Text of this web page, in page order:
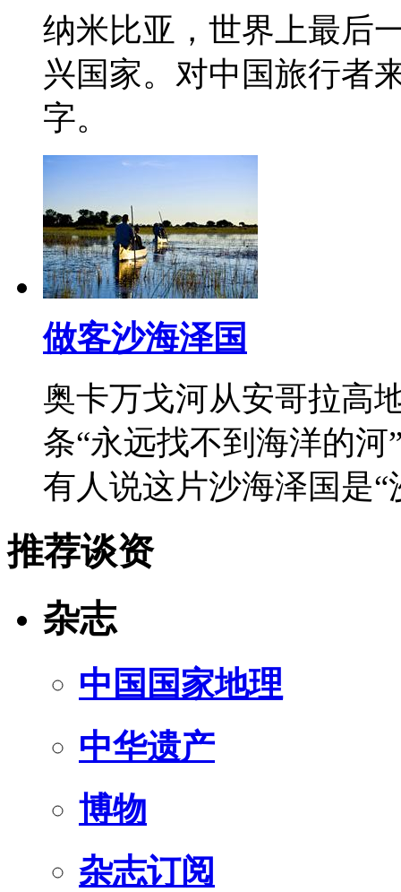
纳米比亚，世界上最后
兴国家。对中国旅行者
字。
做客沙海泽国
奥卡万戈河从安哥拉高
条“永远找不到海洋的
有人说这片沙海泽国
推荐谈资
杂志
中国国家地理
中华遗产
博物
杂志订阅